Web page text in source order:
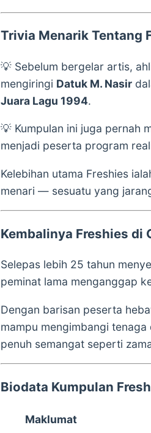
Trivia Menarik Tentang
💡 Sebelum bergelar artis,
mengiringi Datuk M. Nasir
Juara Lagu 1994.
💡 Kumpulan ini juga pernah
menjadi peserta program
Kelebihan utama Freshies
menari — sesuatu yang
Kembalinya Freshies di
Selepas lebih 25 tahun
peminat lama menganggap
Dengan barisan peserta
mampu mengimbangi
penuh semangat seperti
Biodata Kumpulan
Maklumat